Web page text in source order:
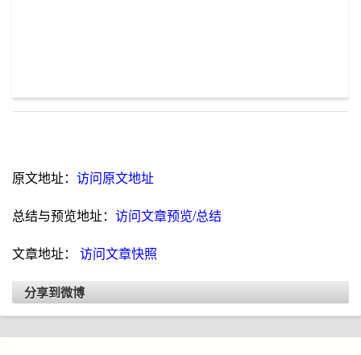
原文地址： 访问原文地址
总结与预览地址： 访问文章预览/总结
文章地址： 访问文章快照
分享到微博